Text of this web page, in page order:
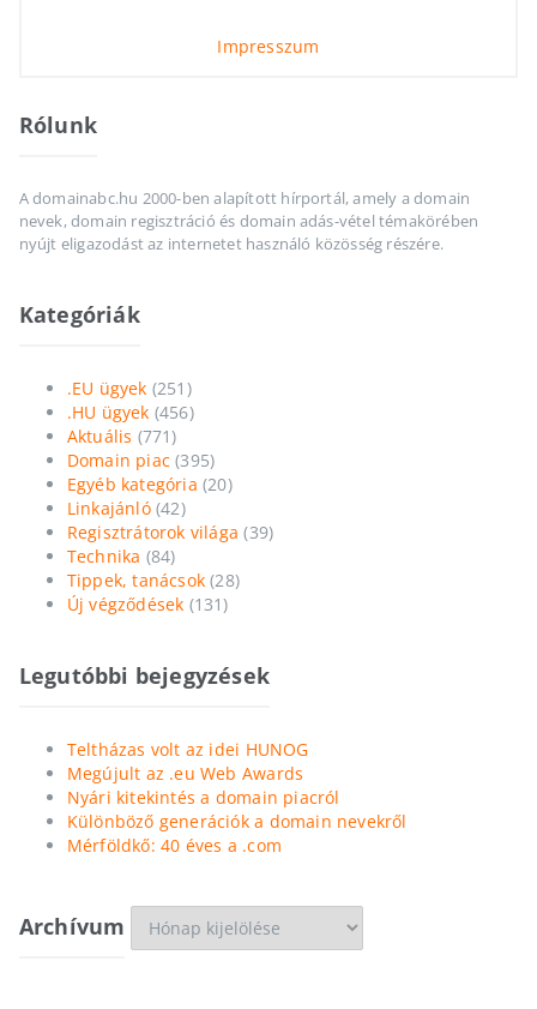
Impresszum
Rólunk
A domainabc.hu 2000-ben alapított hírportál, amely a domain
nevek, domain regisztráció és domain adás-vétel témakörében
nyújt eligazodást az internetet használó közösség részére.
Kategóriák
.EU ügyek (251)
.HU ügyek (456)
Aktuális (771)
Domain piac (395)
Egyéb kategória (20)
Linkajánló(42)
Regisztrátorok világa (39)
Technika (84)
Tippek, tanácsok (28)
Új végződések (131)
Legutóbbi bejegyzések
Teltházas volt az idei HUNOG
Megújult az .eu Web Awards
Nyári kitekintés a domain piacról
Különböző generációk a domain nevekről
Mérföldkő: 40 éves a .com
Archívum